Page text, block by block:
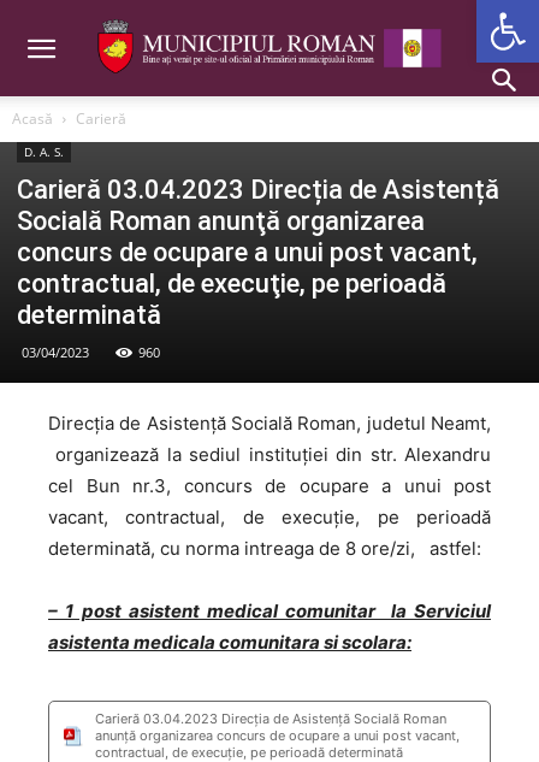
Acasă Carieră
D. A. S.
Carieră 03.04.2023 Direcția de Asistență
Socială Roman anunţă organizarea
concurs de ocupare a unui post vacant,
contractual, de execuţie, pe perioadă
determinată
03/04/2023 960
Direcția de Asistență Socială Roman, judetul Neamt,
organizează la sediul instituției din str. Alexandru
cel Bun nr.3, concurs de ocupare a unui post
vacant, contractual, de execuţie, pe perioadă
determinată, cu norma intreaga de 8 ore/zi, astfel:
– 1 post asistent medical comunitar la Serviciul
asistenta medicala comunitara si scolara:
Carieră 03.04.2023 Direcția de Asistență Socială Roman
anunţă organizarea concurs de ocupare a unui post vacant,
contractual, de execuţie, pe perioadă determinată